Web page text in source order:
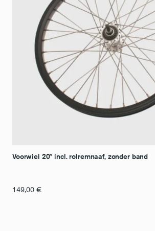
Voorwiel 20″ incl. rolremnaaf, zonder band
149,00 €